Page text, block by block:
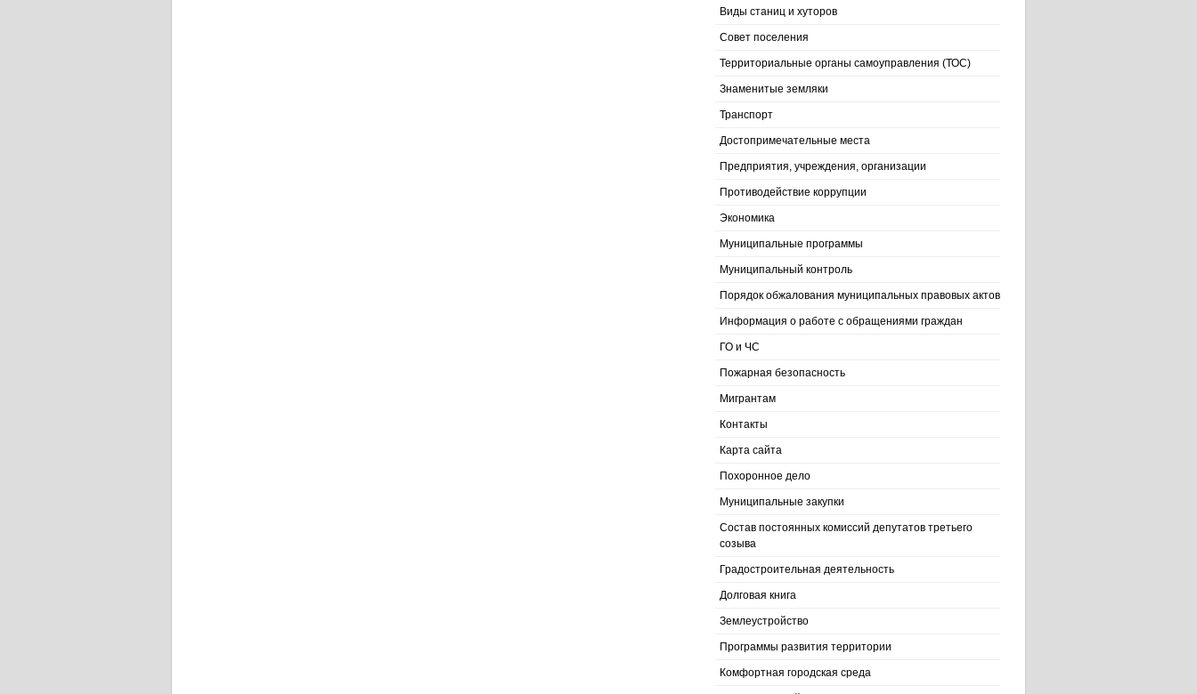
Виды станиц и хуторов
Совет поселения
Территориальные органы самоуправления (ТОС)
Знаменитые земляки
Транспорт
Достопримечательные места
Предприятия, учреждения, организации
Противодействие коррупции
Экономика
Муниципальные программы
Муниципальный контроль
Порядок обжалования муниципальных правовых актов
Информация о работе с обращениями граждан
ГО и ЧС
Пожарная безопасность
Мигрантам
Контакты
Карта сайта
Похоронное дело
Муниципальные закупки
Состав постоянных комиссий депутатов третьего
созыва
Градостроительная деятельность
Долговая книга
Землеустройство
Программы развития территории
Комфортная городская среда